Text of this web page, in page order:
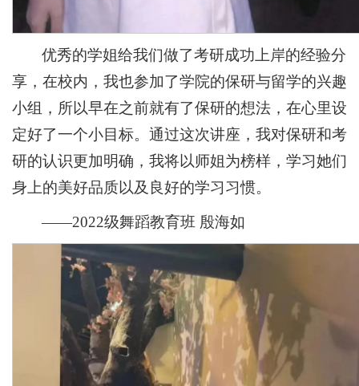
优秀的学姐给我们做了考研成功上岸的经验分
享，在校内，我也参加了学院的保研与留学的兴趣
小组，所以早在之前就有了保研的想法，在心里设
定好了一个小目标。通过这次讲座，我对保研和考
研的认识更加明确，我将以师姐为榜样，学习她们
身上的美好品质以及良好的学习习惯。
——2022级舞蹈教育班 殷海如